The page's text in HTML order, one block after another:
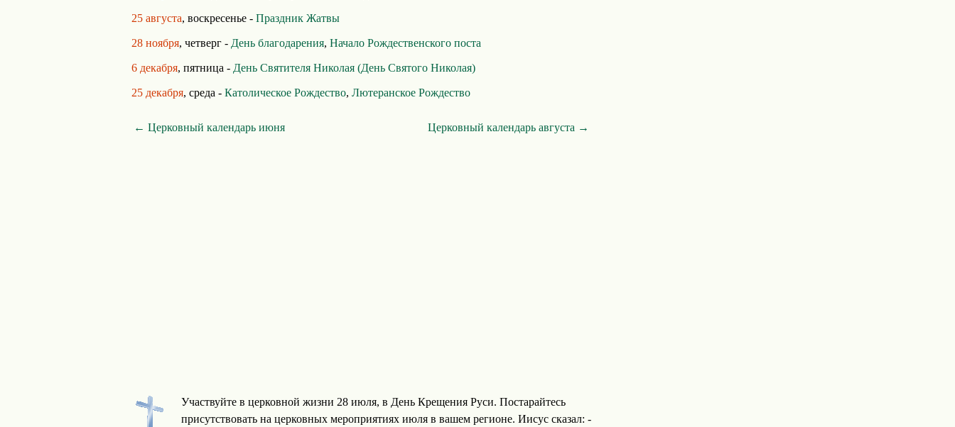
25 августа, воскресенье - Праздник Жатвы
28 ноября, четверг - День благодарения, Начало Рождественского поста
6 декабря, пятница - День Святителя Николая (День Святого Николая)
25 декабря, среда - Католическое Рождество, Лютеранское Рождество
← Церковный календарь июня Церковный календарь августа →
Участвуйте в церковной жизни 28 июля, в День Крещения Руси. Постарайтесь
присутствовать на церковных мероприятиях июля в вашем регионе. Иисус сказал: -